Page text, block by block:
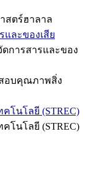
สตร์ฮาลาล
และของเสีย
การสารและของ
อบคุณภาพสิ่ง
โนโลยี (STREC)
โนโลยี (STREC)